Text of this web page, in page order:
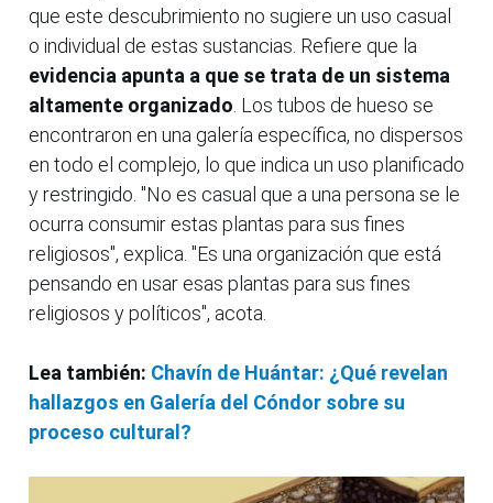
que este descubrimiento no sugiere un uso casual
o individual de estas sustancias. Refiere que la
evidencia apunta a que se trata de un sistema
altamente organizado . Los tubos de hueso se
encontraron en una galería específica, no dispersos
en todo el complejo, lo que indica un uso planificado
y restringido. "No es casual que a una persona se le
ocurra consumir estas plantas para sus fines
religiosos", explica. "Es una organización que está
pensando en usar esas plantas para sus fines
religiosos y políticos", acota.
Lea también: Chavín de Huántar: ¿Qué revelan
hallazgos en Galería del Cóndor sobre su
proceso cultural?